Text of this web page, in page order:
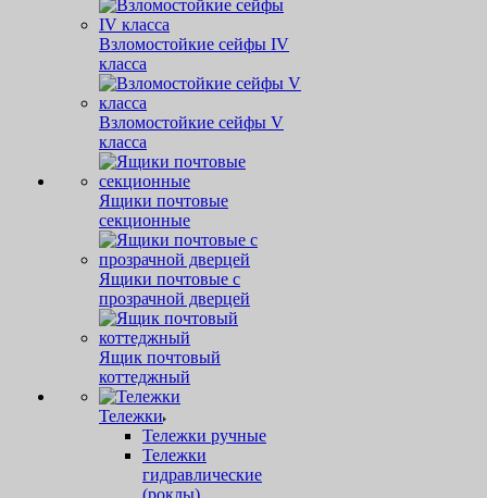
Взломостойкие сейфы IV
класса
Взломостойкие сейфы V
класса
Ящики почтовые
секционные
Ящики почтовые с
прозрачной дверцей
Ящик почтовый
коттеджный
Тележки
Тележки ручные
Тележки
гидравлические
(роклы)